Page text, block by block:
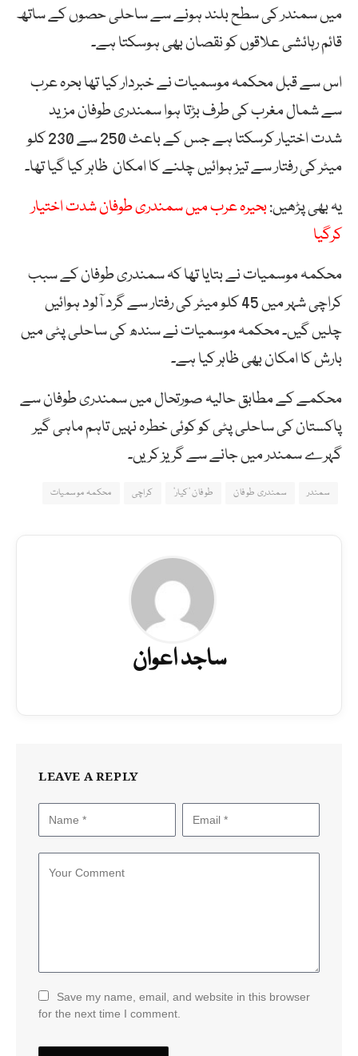
میں سمندر کی سطح بلند ہونے سے ساحلی حصوں کے ساتھ
قائم رہائشی علاقوں کو نقصان بھی ہوسکتا ہے۔
اس سے قبل محکمہ موسمیات نے خبردار کیا تھا بحرہ عرب
سے شمال مغرب کی طرف بڑتا ہوا سمندری طوفان مزید
شدت اختیار کرسکتا ہے جس کے باعث 250 سے 230 کلو
میٹر کی رفتار سے تیز ہوائیں چلنے کا امکان ظاہر کیا گیا تھا۔
یہ بھی پڑھیں:بحیرہ عرب میں سمندری طوفان شدت اختیار
کرگیا
محکمہ موسمیات نے بتایا تھا کہ سمندری طوفان کے سبب
کراچی شہر میں 45 کلو میٹر کی رفتار سے گرد آلود ہوائیں
چلیں گیں۔ محکمہ موسمیات نے سندھ کی ساحلی پٹی میں
بارش کا امکان بھی ظاہر کیا ہے۔
محکمے کے مطابق حالیہ صورتحال میں سمندری طوفان سے
پاکستان کی ساحلی پٹی کو کوئی خطرہ نہیں تاہم ماہی گیر
گہرے سمندر میں جانے سے گریز کریں۔
سمندر سمندری طوفان طوفان ’کیار‘ کراچی محکمہ موسمیات
ساجد اعوان
LEAVE A REPLY
Save my name, email, and website in this browser
for the next time I comment.